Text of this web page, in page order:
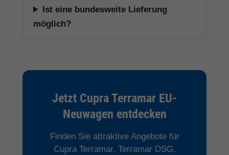
Ist eine bundesweite Lieferung
möglich?
Jetzt Cupra Terramar EU-
Neuwagen entdecken
Finden Sie attraktive Angebote für
Cupra Terramar, Terramar DSG,